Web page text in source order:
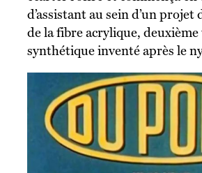
d’assistant au sein d’un projet
de la fibre acrylique, deuxième
synthétique inventé après le